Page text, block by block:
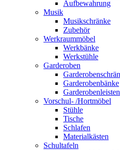
Aufbewahrung
Musik
Musikschränke
Zubehör
Werkraummöbel
Werkbänke
Werkstühle
Garderoben
Garderobenbänke
Garderobenleisten
Vorschul- /Hortmöbel
Stühle
Tische
Schlafen
Materialkästen
Schultafeln